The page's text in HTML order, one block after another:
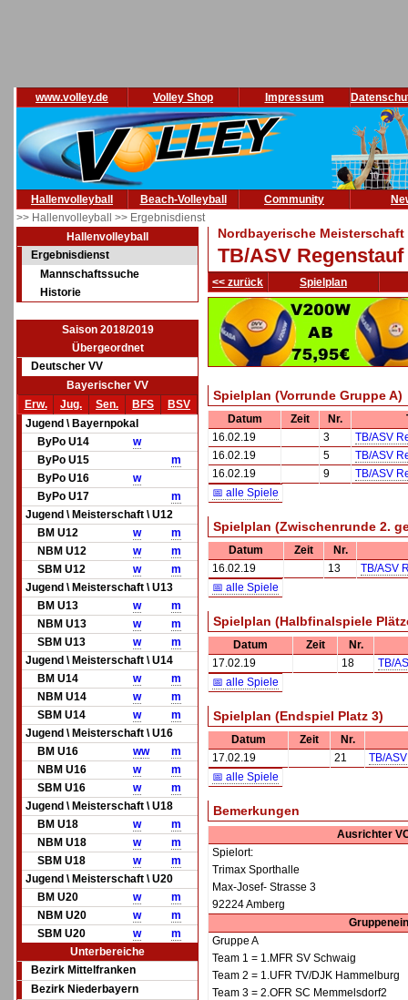
www.volley.de Volley Shop Impressum
Hallenvolleyball Beach-Volleyball Community
>> Hallenvolleyball >> Ergebnisdienst
Hallenvolleyball
Ergebnisdienst
Mannschaftssuche
Historie
Saison 2018/2019
Übergeordnet
Deutscher VV
Bayerischer VV
Erw.
Jug. Sen. BFS
BSV
Jugend \ Bayernpokal
ByPo U14
w
ByPo U15
m
ByPo U16
w
ByPo U17
m
Jugend \ Meisterschaft \ U12
BM U12
w
m
NBM U12
w
m
SBM U12
w
m
Jugend \ Meisterschaft \ U13
BM U13
w
m
NBM U13
w
m
SBM U13
w
m
Jugend \ Meisterschaft \ U14
BM U14
w
m
NBM U14
w
m
SBM U14
w
m
Jugend \ Meisterschaft \ U16
BM U16
ww
m
NBM U16
w
m
SBM U16
w
m
Jugend \ Meisterschaft \ U18
BM U18
w
m
NBM U18
w
m
SBM U18
w
m
Jugend \ Meisterschaft \ U20
BM U20
w
m
NBM U20
w
m
SBM U20
w
m
Unterbereiche
Bezirk Mittelfranken
Bezirk Niederbayern
Nordbayerische Meisterschaft
TB/ASV Regenstauf
<< zurück Spielplan
Spielplan (Vorrunde Gruppe A)
Datum Zeit Nr.
16.02.19
3
TB/ASV
16.02.19
5
TB/ASV
16.02.19
9
TB/ASV
📅 alle Spiele
Spielplan (Zwischenrunde 2.
Datum Zeit
Nr.
16.02.19
13
TB/ASV
📅 alle Spiele
Spielplan (Halbfinalspiele
Datum Zeit
Nr.
17.02.19
18
TB/
📅 alle Spiele
Spielplan (Endspiel Platz 3)
Datum Zeit
Nr.
17.02.19
21
TB/
📅 alle Spiele
Bemerkungen
Ausrichter
Spielort:
Trimax Sporthalle
Max-Josef- Strasse 3
92224 Amberg
Gruppe A
Team 1 = 1.MFR SV Schwaig
Team 2 = 1.UFR TV/DJK Hammelburg
Team 3 = 2.OFR SC Memmelsdorf2